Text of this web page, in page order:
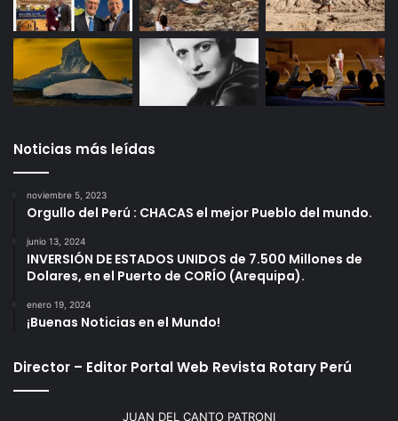
Noticias más leídas
noviembre 5, 2023
Orgullo del Perú : CHACAS el mejor Pueblo del mundo.
junio 13, 2024
INVERSIÓN DE ESTADOS UNIDOS de 7.500 Millones de
Dolares, en el Puerto de CORÍO (Arequipa).
enero 19, 2024
¡Buenas Noticias en el Mundo!
Director – Editor Portal Web Revista Rotary Perú
JUAN DEL CANTO PATRONI